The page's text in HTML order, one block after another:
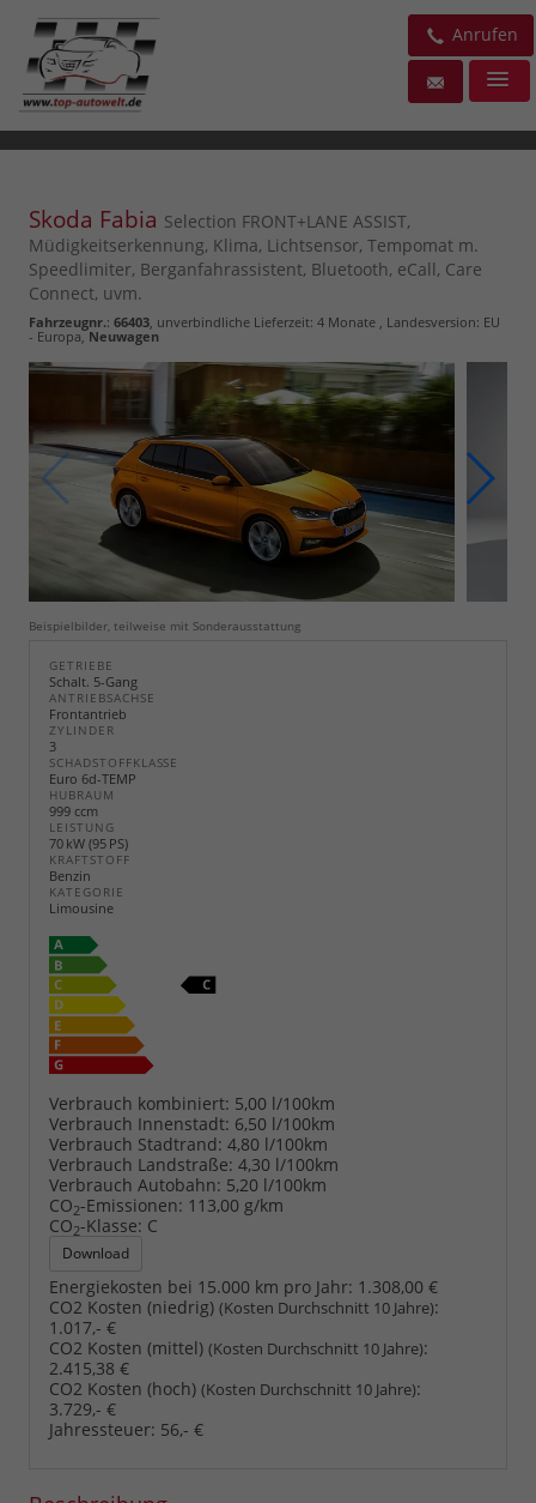
Anrufen
Skoda Fabia Selection FRONT+LANE ASSIST,
Müdigkeitserkennung, Klima, Lichtsensor, Tempomat m.
Speedlimiter, Berganfahrassistent, Bluetooth, eCall, Care
Connect, uvm.
Fahrzeugnr.: 66403 , unverbindliche Lieferzeit: 4 Monate , Landesversion: EU
- Europa,Neuwagen
Beispielbilder, teilweise mit Sonderausstattung
GETRIEBE
Schalt. 5-Gang
ANTRIEBSACHSE
Frontantrieb
ZYLINDER
3
SCHADSTOFFKLASSE
Euro 6d-TEMP
HUBRAUM
999 ccm
LEISTUNG
70 kW (95 PS)
KRAFTSTOFF
Benzin
KATEGORIE
Limousine
Verbrauch kombiniert: 5,00 l/100km
Verbrauch Innenstadt: 6,50 l/100km
Verbrauch Stadtrand: 4,80 l/100km
Verbrauch Landstraße: 4,30 l/100km
Verbrauch Autobahn: 5,20 l/100km
CO2-Emissionen: 113,00 g/km
CO2-Klasse: C
Download
Energiekosten bei 15.000 km pro Jahr: 1.308,00 €
CO2 Kosten (niedrig) (Kosten Durchschnitt 10 Jahre):
1.017,- €
CO2 Kosten (mittel) (Kosten Durchschnitt 10 Jahre):
2.415,38 €
CO2 Kosten (hoch) (Kosten Durchschnitt 10 Jahre):
3.729,- €
Jahressteuer: 56,- €